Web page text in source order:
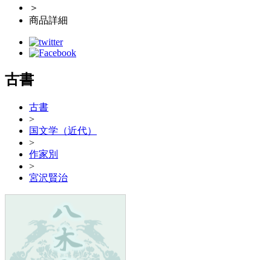
＞
商品詳細
古書
古書
>
国文学（近代）
>
作家別
>
宮沢賢治